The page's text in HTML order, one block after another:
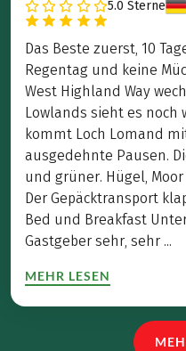
5.0 Sterne
Das Beste zuerst, 10
Regentag und keine
West Highland Way
Lowlands sieht es noch
kommt Loch Lomand
ausgedehnte Pausen.
und grüner. Hügel,
Der Gepäcktransport
Bed und Breakfast
Gastgeber sehr, sehr ...
MEHR LESEN